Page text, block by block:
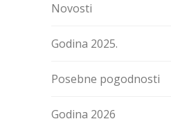
Novosti
Godina 2025.
Posebne pogodnosti
Godina 2026